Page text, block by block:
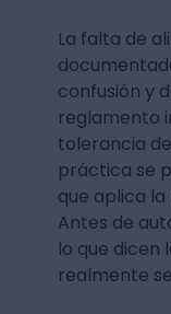
La falta de
confusión y
reglamento
tolerancia
práctica se
que aplica
Antes de
lo que dicen
realmente